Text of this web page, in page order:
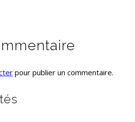
pour publier un commentaire.